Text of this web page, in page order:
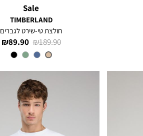
Sale
TIMBERLAND
חולצת טי-שירט לגברים
מחיר
מוצר
89.90 ₪
מחיר
רגיל
189.90 ₪
צבע
MEDIUM